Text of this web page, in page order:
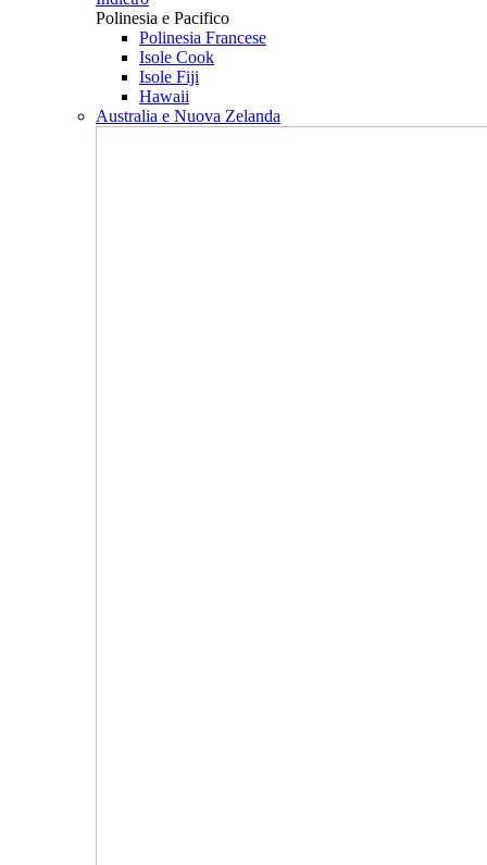
Polinesia e Pacifico
Polinesia Francese
Isole Cook
Isole Fiji
Hawaii
Australia e Nuova Zelanda